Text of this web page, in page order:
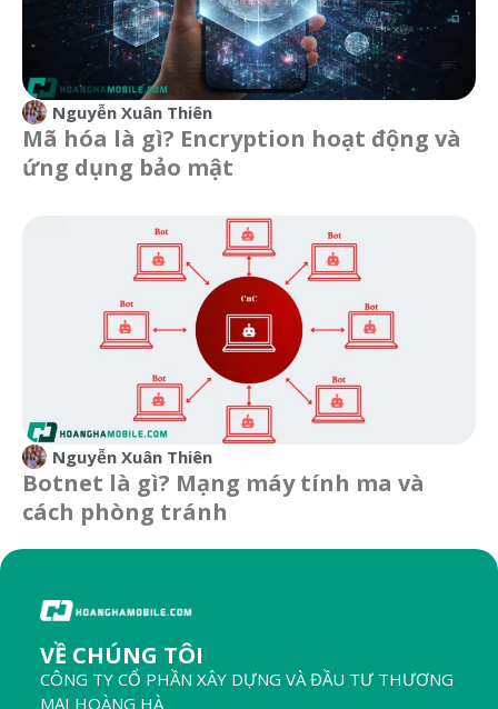
Nguyễn Xuân Thiên
Mã hóa là gì? Encryption hoạt động và
ứng dụng bảo mật
Nguyễn Xuân Thiên
Botnet là gì? Mạng máy tính ma và
cách phòng tránh
VỀ CHÚNG TÔI
CÔNG TY CỔ PHẦN XÂY DỰNG VÀ ĐẦU TƯ THƯƠNG
MẠI HOÀNG HÀ